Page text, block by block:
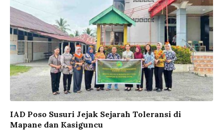
IAD Poso Susuri Jejak Sejarah Toleransi di
Mapane dan Kasiguncu